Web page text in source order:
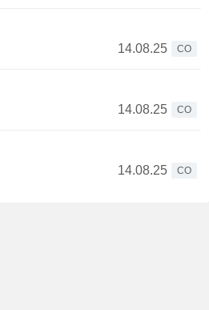
14.08.25
CO
14.08.25
CO
14.08.25
CO